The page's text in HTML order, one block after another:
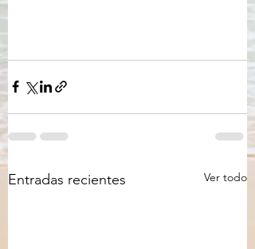
Entradas recientes Ver todo